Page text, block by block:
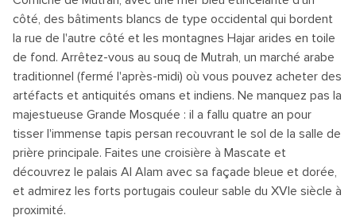
côté, des bâtiments blancs de type occidental qui bordent
la rue de l'autre côté et les montagnes Hajar arides en toile
de fond. Arrêtez-vous au souq de Mutrah, un marché arabe
traditionnel (fermé l'après-midi) où vous pouvez acheter des
artéfacts et antiquités omans et indiens. Ne manquez pas la
majestueuse Grande Mosquée : il a fallu quatre an pour
tisser l'immense tapis persan recouvrant le sol de la salle de
prière principale. Faites une croisière à Mascate et
découvrez le palais Al Alam avec sa façade bleue et dorée,
et admirez les forts portugais couleur sable du XVIe siècle à
proximité.